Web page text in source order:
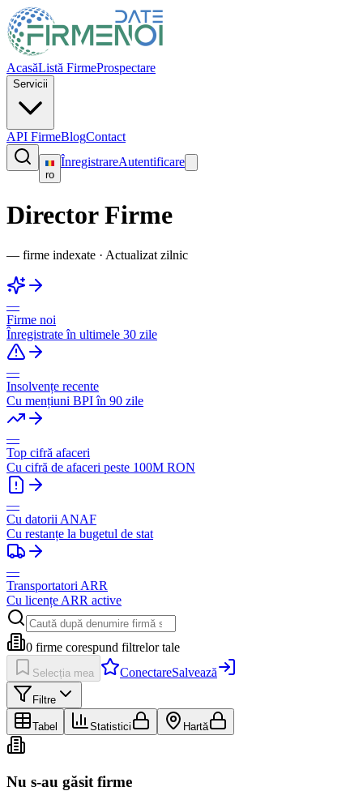
AcasăListă FirmeProspectare
Servicii
API FirmeBlogContact
ro
ÎnregistrareAutentificare
Director Firme
— firme indexate · Actualizat zilnic
—
Firme noi
Înregistrate în ultimele 30 zile
—
Insolvențe recente
Cu mențiuni BPI în 90 zile
—
Top cifră afaceri
Cu cifră de afaceri peste 100M RON
—
Cu datorii ANAF
Cu restanțe la bugetul de stat
—
Transportatori ARR
Cu licențe ARR active
0 firme corespund filtrelor tale
Selecția mea ConectareSalvează
Filtre
Tabel Statistici Hartă
Nu s-au găsit firme